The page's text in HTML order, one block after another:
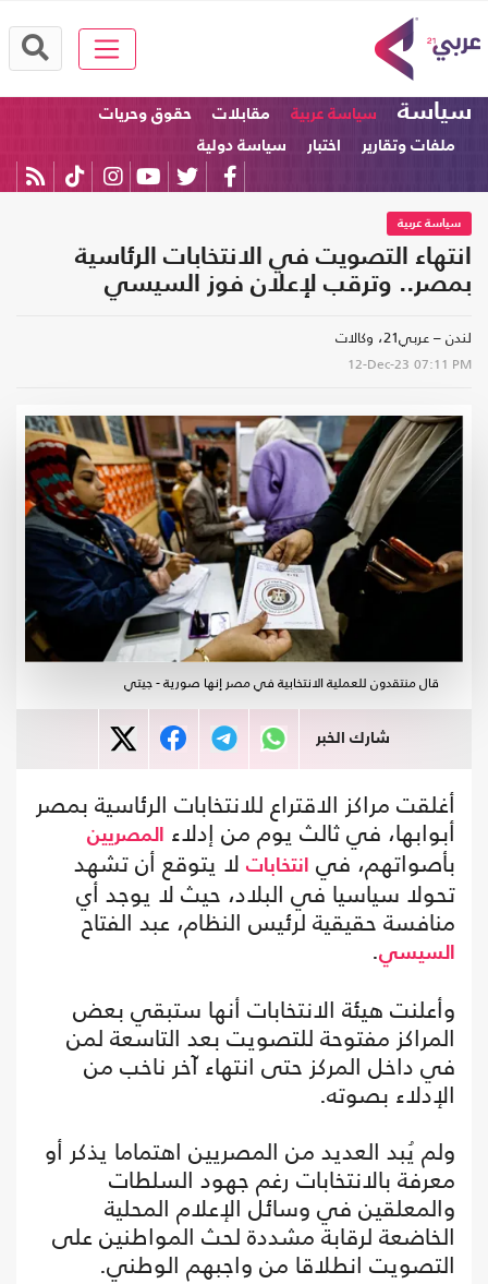
سياسة سياسة عربية مقابلات
حقوق وحريات
ملفات وتقارير
اختبار سياسة دولية
سياسة عربية
انتهاء التصويت في الانتخابات الرئاسية
بمصر.. وترقب لإعلان فوز السيسي
لندن – عربي21، وكالات
12-Dec-23 07:11 PM
قال منتقدون للعملية الانتخابية في مصر إنها صورية - جيتي
شارك الخبر
أغلقت مراكز الاقتراع للانتخابات الرئاسية بمصر
أبوابها، في ثالث يوم من إدلاء المصريين
بأصواتهم، في انتخابات لا يتوقع أن تشهد
تحولا سياسيا في البلاد، حيث لا يوجد أي
منافسة حقيقية لرئيس النظام، عبد الفتاح
السيسي.
وأعلنت هيئة الانتخابات أنها ستبقي بعض
المراكز مفتوحة للتصويت بعد التاسعة لمن
في داخل المركز حتى انتهاء آخر ناخب من
الإدلاء بصوته.
ولم يُبد العديد من المصريين اهتماما يذكر أو
معرفة بالانتخابات رغم جهود السلطات
والمعلقين في وسائل الإعلام المحلية
الخاضعة لرقابة مشددة لحث المواطنين على
التصويت انطلاقا من واجبهم الوطني.